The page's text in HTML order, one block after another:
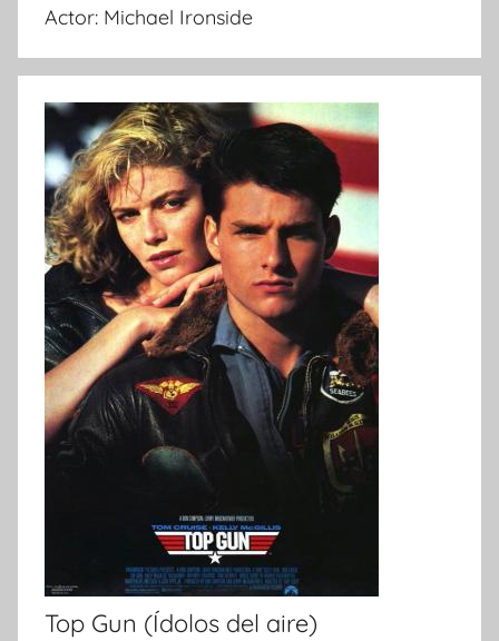
Actor: Michael Ironside
Top Gun (Ídolos del aire)